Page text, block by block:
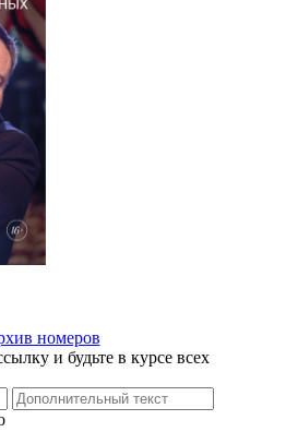
номеров
и будьте в курсе всех